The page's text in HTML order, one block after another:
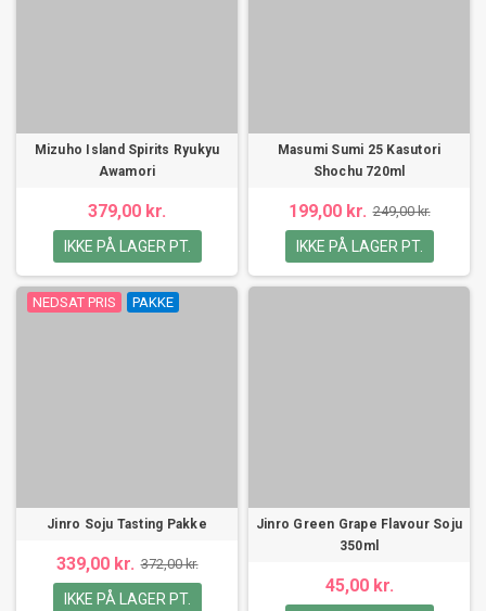
Mizuho Island Spirits Ryukyu
Awamori
379,00 kr.
IKKE PÅ LAGER PT.
Masumi Sumi 25 Kasutori
Shochu 720ml
199,00 kr. 249,00 kr.
IKKE PÅ LAGER PT.
NEDSAT PRIS PAKKE
Jinro Soju Tasting Pakke
339,00 kr. 372,00 kr.
IKKE PÅ LAGER PT.
Jinro Green Grape Flavour Soju
350ml
45,00 kr.